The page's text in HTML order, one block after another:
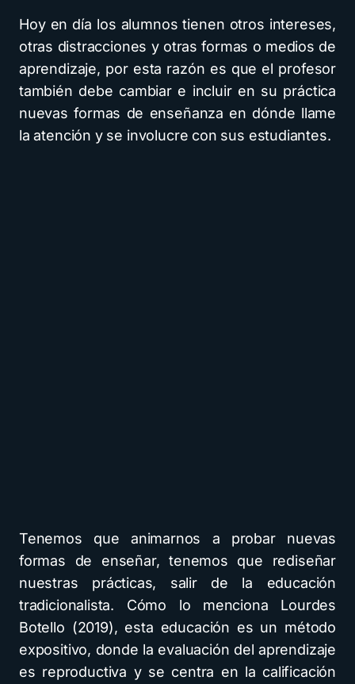
Hoy en día los alumnos tienen otros intereses,
otras distracciones y otras formas o medios de
aprendizaje, por esta razón es que el profesor
también debe cambiar e incluir en su práctica
nuevas formas de enseñanza en dónde llame
la atención y se involucre con sus estudiantes.
Tenemos que animarnos a probar nuevas
formas de enseñar, tenemos que rediseñar
nuestras prácticas, salir de la educación
tradicionalista. Cómo lo menciona Lourdes
Botello (2019), esta educación es un método
expositivo, donde la evaluación del aprendizaje
es reproductiva y se centra en la calificación